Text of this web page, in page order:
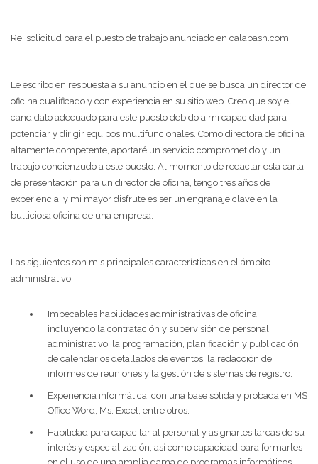
Re: solicitud para el puesto de trabajo anunciado en calabash.com
Le escribo en respuesta a su anuncio en el que se busca un director de
oficina cualificado y con experiencia en su sitio web. Creo que soy el
candidato adecuado para este puesto debido a mi capacidad para
potenciar y dirigir equipos multifuncionales. Como directora de oficina
altamente competente, aportaré un servicio comprometido y un
trabajo concienzudo a este puesto. Al momento de redactar esta carta
de presentación para un director de oficina, tengo tres años de
experiencia, y mi mayor disfrute es ser un engranaje clave en la
bulliciosa oficina de una empresa.
Las siguientes son mis principales características en el ámbito
administrativo.
Impecables habilidades administrativas de oficina,
incluyendo la contratación y supervisión de personal
administrativo, la programación, planificación y publicación
de calendarios detallados de eventos, la redacción de
informes de reuniones y la gestión de sistemas de registro.
Experiencia informática, con una base sólida y probada en MS
Office Word, Ms. Excel, entre otros.
Habilidad para capacitar al personal y asignarles tareas de su
interés y especialización, así como capacidad para formarles